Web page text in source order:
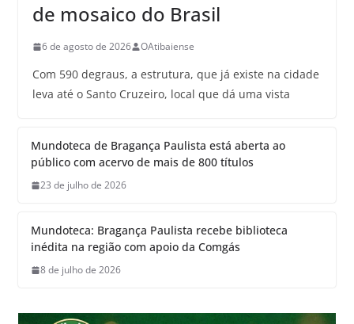
de mosaico do Brasil
6 de agosto de 2026 OAtibaiense
Com 590 degraus, a estrutura, que já existe na cidade
leva até o Santo Cruzeiro, local que dá uma vista
Mundoteca de Bragança Paulista está aberta ao
público com acervo de mais de 800 títulos
23 de julho de 2026
Mundoteca: Bragança Paulista recebe biblioteca
inédita na região com apoio da Comgás
8 de julho de 2026